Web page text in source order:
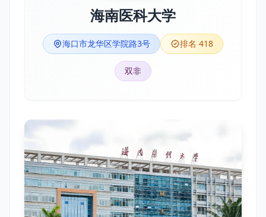
海南医科大学
海口市龙华区学院路3号 排名 418
双非